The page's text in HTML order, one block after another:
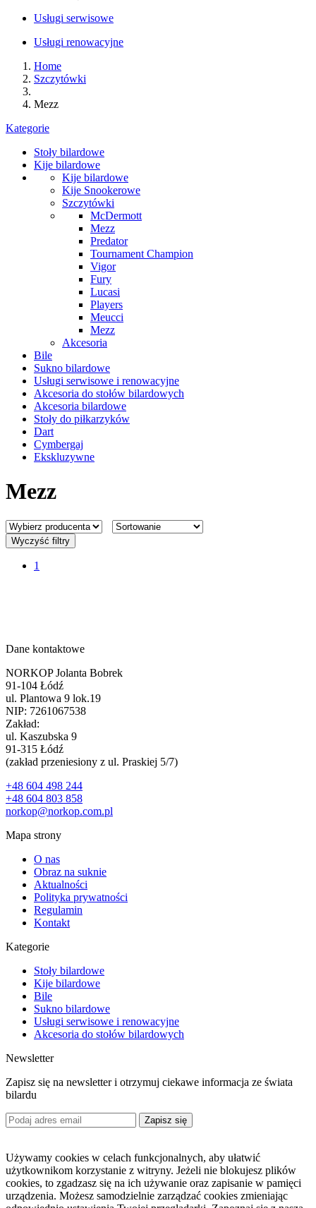
Usługi serwisowe
Usługi renowacyjne
Home
Szczytówki
Mezz
Kategorie
Stoły bilardowe
Kije bilardowe
Kije bilardowe
Kije Snookerowe
Szczytówki
McDermott
Mezz
Predator
Tournament Champion
Vigor
Fury
Lucasi
Players
Meucci
Mezz
Akcesoria
Bile
Sukno bilardowe
Usługi serwisowe i renowacyjne
Akcesoria do stołów bilardowych
Akcesoria bilardowe
Stoły do piłkarzyków
Dart
Cymbergaj
Ekskluzywne
Mezz
Wyczyść filtry
1
Dane kontaktowe
NORKOP Jolanta Bobrek
91-104 Łódź
ul. Plantowa 9 lok.19
NIP: 7261067538
Zakład:
ul. Kaszubska 9
91-315 Łódź
(zakład przeniesiony z ul. Praskiej 5/7)
+48 604 498 244
+48 604 803 858
norkop@norkop.com.pl
Mapa strony
O nas
Obraz na suknie
Aktualności
Polityka prywatności
Regulamin
Kontakt
Kategorie
Stoły bilardowe
Kije bilardowe
Bile
Sukno bilardowe
Usługi serwisowe i renowacyjne
Akcesoria do stołów bilardowych
Newsletter
Zapisz się na newsletter i otrzymuj ciekawe informacja ze świata
bilardu
Zapisz się
Używamy cookies w celach funkcjonalnych, aby ułatwić
użytkownikom korzystanie z witryny. Jeżeli nie blokujesz plików
cookies, to zgadzasz się na ich używanie oraz zapisanie w pamięci
urządzenia. Możesz samodzielnie zarządzać cookies zmieniając